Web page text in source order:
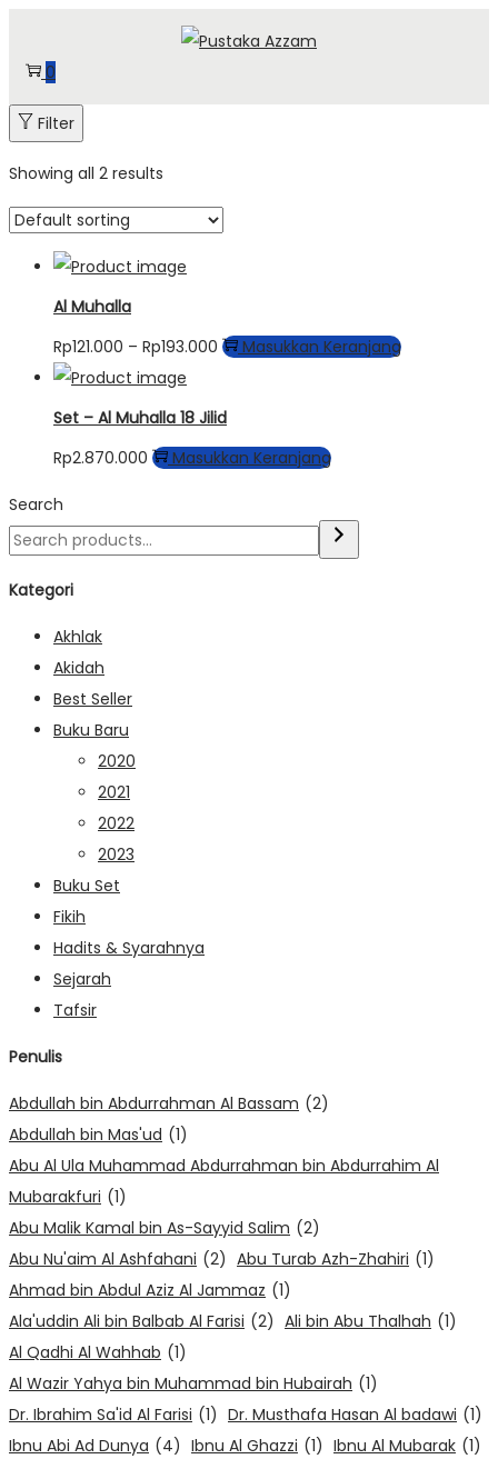
0
Filter
Showing all 2 results
Al Muhalla
Rp121.000 – Rp193.000 Masukkan Keranjang
Set – Al Muhalla 18 Jilid
Rp2.870.000 Masukkan Keranjang
Search
Kategori
Akhlak
Akidah
Best Seller
Buku Baru
2020
2021
2022
2023
Buku Set
Fikih
Hadits & Syarahnya
Sejarah
Tafsir
Penulis
Abdullah bin Abdurrahman Al Bassam (2)
Abdullah bin Mas'ud (1)
Abu Al Ula Muhammad Abdurrahman bin Abdurrahim Al
Mubarakfuri (1)
Abu Malik Kamal bin As-Sayyid Salim (2)
Abu Nu'aim Al Ashfahani (2) Abu Turab Azh-Zhahiri (1)
Ahmad bin Abdul Aziz Al Jammaz (1)
Ala'uddin Ali bin Balbab Al Farisi (2) Ali bin Abu Thalhah (1)
Al Qadhi Al Wahhab (1)
Al Wazir Yahya bin Muhammad bin Hubairah (1)
Dr. Ibrahim Sa'id Al Farisi (1) Dr. Musthafa Hasan Al badawi (1)
Ibnu Abi Ad Dunya (4) Ibnu Al Ghazzi (1) Ibnu Al Mubarak (1)